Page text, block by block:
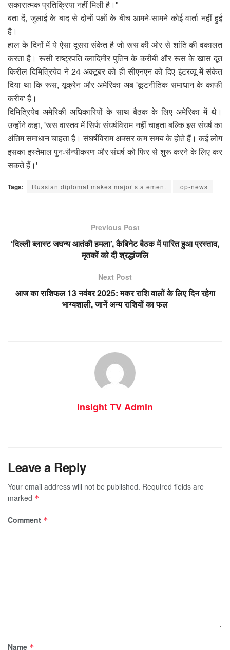
सकारात्मक प्रतिक्रिया नहीं मिली है।"
बता दें, जुलाई के बाद से दोनों पक्षों के बीच आमने-सामने कोई वार्ता नहीं हुई
है।
हाल के दिनों में ये ऐसा दूसरा संकेत है जो रूस की ओर से शांति की वकालत
करता है। रूसी राष्‍ट्रपति व्‍लादिमीर पुतिन के करीबी और रूस के खास दूत
किरील दिमित्रियेव ने 24 अक्टूबर को ही सीएनएन को दिए इंटरव्‍यू में संकेत
दिया था कि रूस, यूक्रेन और अमेरिका अब 'कूटनीतिक समाधान के काफी
करीब' हैं।
दिमित्रियेव अमेरिकी अधिकारियों के साथ बैठक के लिए अमेरिका में थे।
उन्‍होंने कहा, 'रूस वास्तव में सिर्फ संघर्षविराम नहीं चाहता बल्कि इस संघर्ष का
अंतिम समाधान चाहता है। संघर्षविराम अक्सर कम समय के होते हैं। कई लोग
इसका इस्तेमाल पुनःसैन्यीकरण और संघर्ष को फिर से शुरू करने के लिए कर
सकते हैं।'
Tags: Russian diplomat makes major statement top-news
Previous Post
‘दिल्ली ब्लास्ट जघन्य आतंकी हमला’, कैबिनेट बैठक में पारित हुआ प्रस्ताव,
मृतकों को दी श्रद्धांजलि
Next Post
आज का राशिफल 13 नवंबर 2025: मकर राशि वालों के लिए दिन रहेगा
भाग्यशाली, जानें अन्य राशियों का फल
Insight TV Admin
Leave a Reply
Your email address will not be published. Required fields are
marked *
Comment *
Name *